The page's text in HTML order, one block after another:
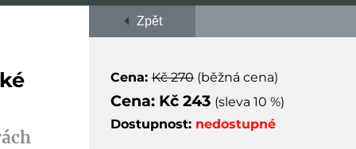
Zpět
Cena:Kč 270(běžná cena)
Cena: Kč 243 (sleva 10 %)
Dostupnost: nedostupné